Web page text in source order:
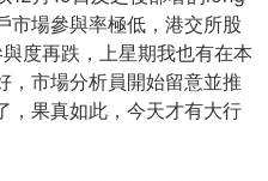
市場參與率極低，港交所股
度再跌，上星期我也有在本
，市場分析員開始留意並推
，果真如此，今天才有大行